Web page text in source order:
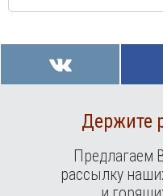
Держите
Предлагаем
рассылку